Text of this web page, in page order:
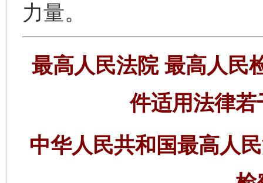
力量。
最高人民法院 最高人民
件适用法律
中华人民共和国最高人